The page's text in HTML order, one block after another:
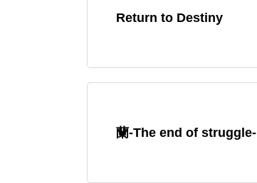
Return to Destiny
蘭-The end of struggle-